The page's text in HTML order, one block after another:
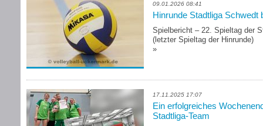
09.01.2026 08:41
Hinrunde Stadtliga Schwedt
Spielbericht – 22. Spieltag der
(letzter Spieltag der Hinrunde)
»
17.11.2025 17:07
Ein erfolgreiches
Stadtliga-Team